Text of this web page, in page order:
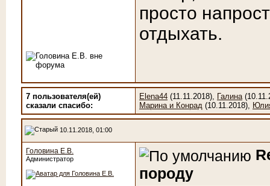
просто
отдыхать.
7 пользователя(ей)
сказали cпасибо:
Elena44 (11.11.2018), Галина
Марина и Конрад (10.11.2018),
10.11.2018, 01:00
Головина Е.В.
Администратор
породу